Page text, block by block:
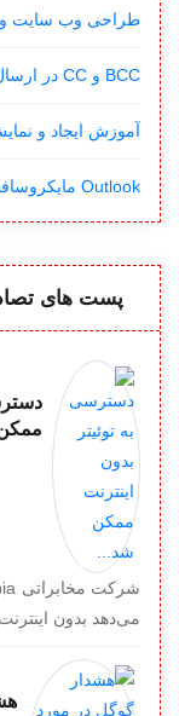
طراحی وب سایت
BCC و CC در ارسال ایمیل چیست؟...
آموزش ایجاد و
Outlook مایکروسافت با Drive گوگل سازگ...
پست های
می‌دهد بدون